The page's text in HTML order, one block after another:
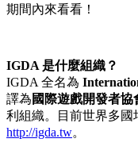
期間內來看看！
IGDA 是什麼組織？
IGDA 全名為
譯為 國際遊戲開發者協
利組織。目前世界多國
http://igda.tw。